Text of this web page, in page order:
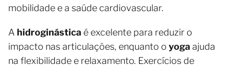
mobilidade e a saúde cardiovascular.
A hidroginástica é excelente para reduzir o
impacto nas articulações, enquanto o yogaajuda
na flexibilidade e relaxamento. Exercícios de